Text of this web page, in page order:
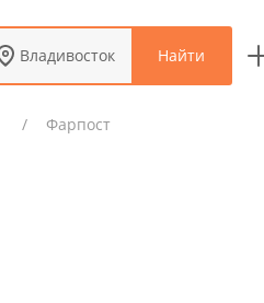
Владивосток Найти
Фарпост